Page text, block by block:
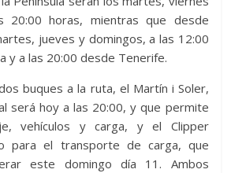
20:00 horas, mientras que desde
jueves y domingos, a las 12:00
y a las 20:00 desde Tenerife.
buques a la ruta, el Martín i Soler,
será hoy a las 20:00, y que permite
vehículos y carga, y el Clipper
para el transporte de carga, que
este domingo día 11. Ambos